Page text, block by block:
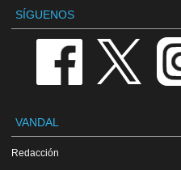
SÍGUENOS
VANDAL
Redacción